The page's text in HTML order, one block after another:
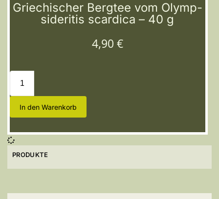
Griechischer Bergtee vom Olymp-
sideritis scardica – 40 g
4,90 €
In den Warenkorb
PRODUKTE